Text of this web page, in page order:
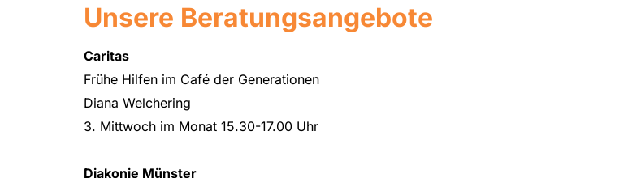
Unsere Beratungsangebote
Caritas
Frühe Hilfen im Café der Generationen
Diana Welchering
3. Mittwoch im Monat 15.30-17.00 Uhr
Diakonie Münster